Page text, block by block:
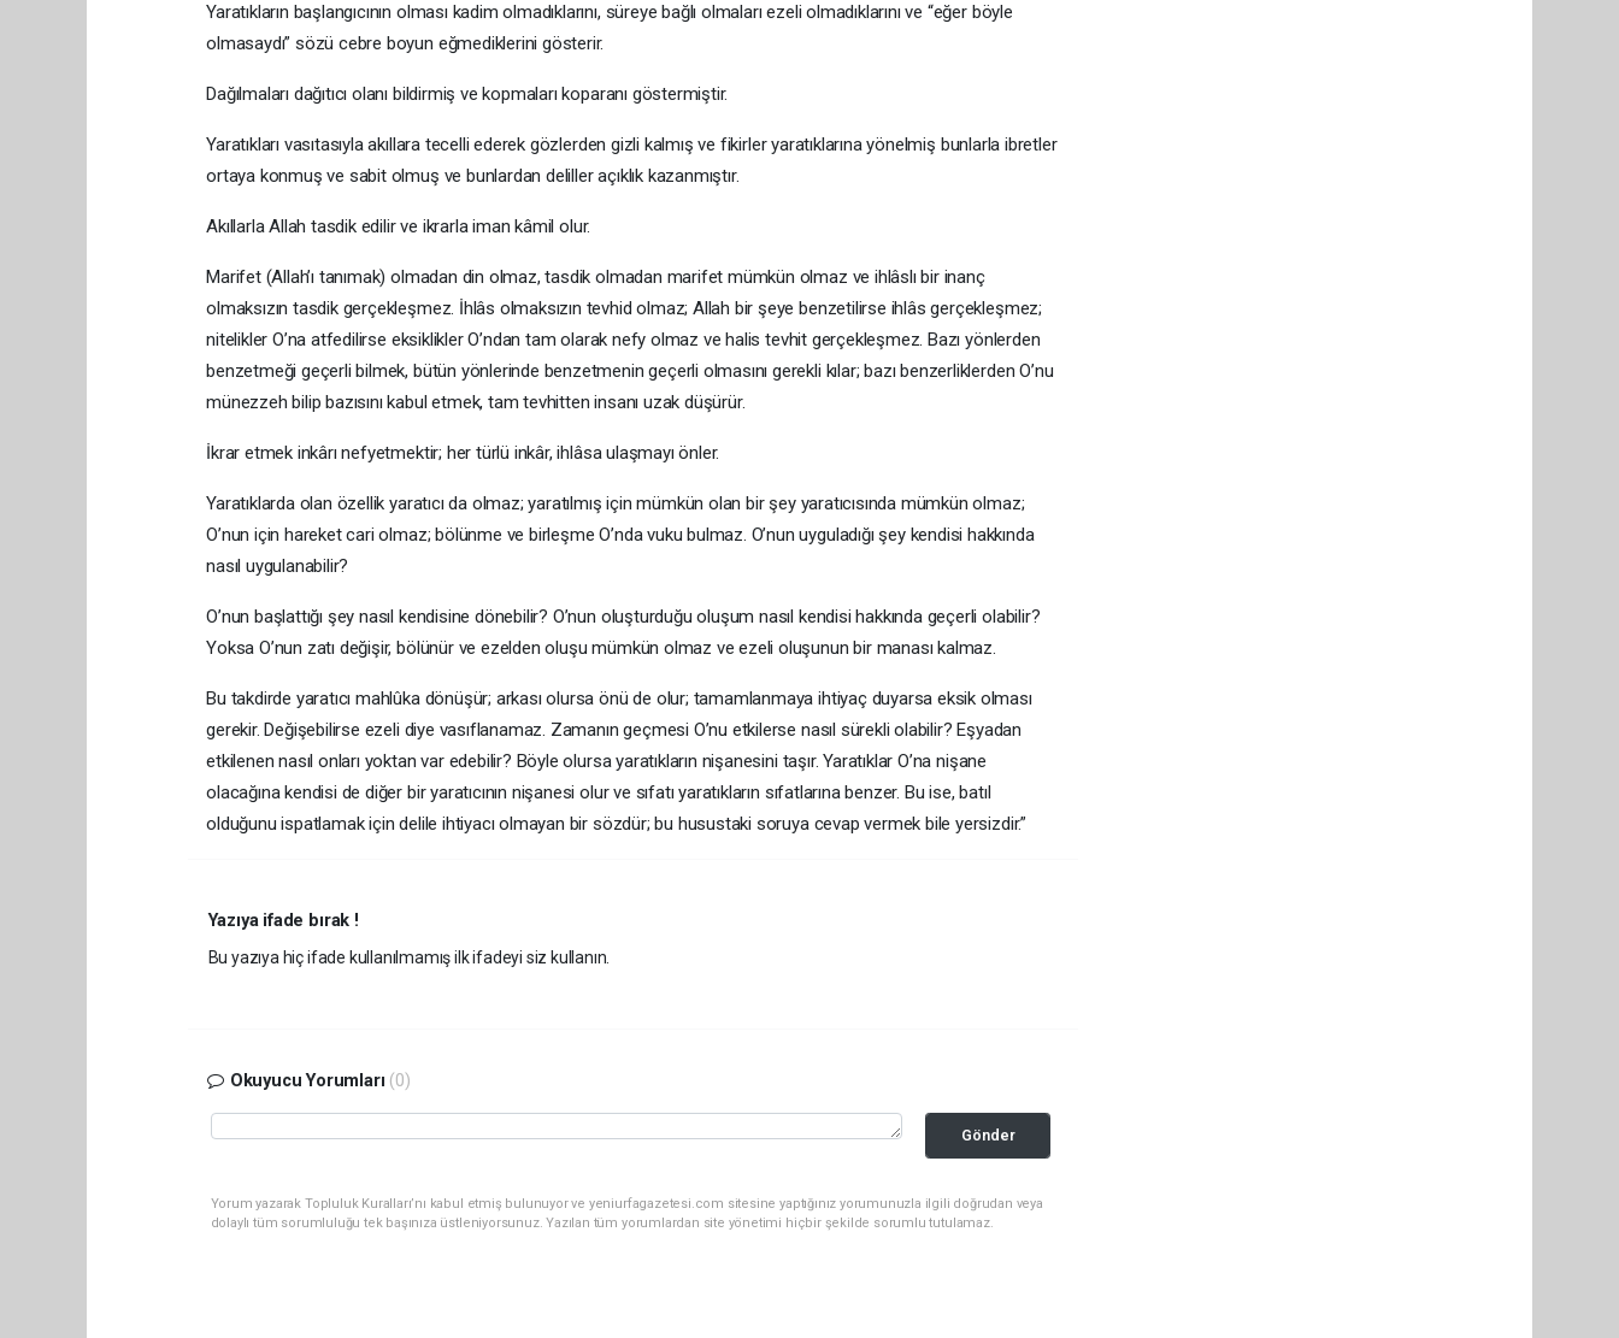
Yaratıkların başlangıcının olması kadim olmadıklarını, süreye bağlı olmaları ezeli olmadıklarını ve “eğer böyle
olmasaydı” sözü cebre boyun eğmediklerini gösterir.
Dağılmaları dağıtıcı olanı bildirmiş ve kopmaları koparanı göstermiştir.
Yaratıkları vasıtasıyla akıllara tecelli ederek gözlerden gizli kalmış ve fikirler yaratıklarına yönelmiş bunlarla ibretler
ortaya konmuş ve sabit olmuş ve bunlardan deliller açıklık kazanmıştır.
Akıllarla Allah tasdik edilir ve ikrarla iman kâmil olur.
Marifet (Allah’ı tanımak) olmadan din olmaz, tasdik olmadan marifet mümkün olmaz ve ihlâslı bir inanç
olmaksızın tasdik gerçekleşmez. İhlâs olmaksızın tevhid olmaz; Allah bir şeye benzetilirse ihlâs gerçekleşmez;
nitelikler O’na atfedilirse eksiklikler O’ndan tam olarak nefy olmaz ve halis tevhit gerçekleşmez. Bazı yönlerden
benzetmeği geçerli bilmek, bütün yönlerinde benzetmenin geçerli olmasını gerekli kılar; bazı benzerliklerden O’nu
münezzeh bilip bazısını kabul etmek, tam tevhitten insanı uzak düşürür.
İkrar etmek inkârı nefyetmektir; her türlü inkâr, ihlâsa ulaşmayı önler.
Yaratıklarda olan özellik yaratıcı da olmaz; yaratılmış için mümkün olan bir şey yaratıcısında mümkün olmaz;
O’nun için hareket cari olmaz; bölünme ve birleşme O’nda vuku bulmaz. O’nun uyguladığı şey kendisi hakkında
nasıl uygulanabilir?
O’nun başlattığı şey nasıl kendisine dönebilir? O’nun oluşturduğu oluşum nasıl kendisi hakkında geçerli olabilir?
Yoksa O’nun zatı değişir, bölünür ve ezelden oluşu mümkün olmaz ve ezeli oluşunun bir manası kalmaz.
Bu takdirde yaratıcı mahlûka dönüşür; arkası olursa önü de olur; tamamlanmaya ihtiyaç duyarsa eksik olması
gerekir. Değişebilirse ezeli diye vasıflanamaz. Zamanın geçmesi O’nu etkilerse nasıl sürekli olabilir? Eşyadan
etkilenen nasıl onları yoktan var edebilir? Böyle olursa yaratıkların nişanesini taşır. Yaratıklar O’na nişane
olacağına kendisi de diğer bir yaratıcının nişanesi olur ve sıfatı yaratıkların sıfatlarına benzer. Bu ise, batıl
olduğunu ispatlamak için delile ihtiyacı olmayan bir sözdür; bu husustaki soruya cevap vermek bile yersizdir.”
Yazıya ifade bırak !
Bu yazıya hiç ifade kullanılmamış ilk ifadeyi siz kullanın.
Okuyucu Yorumları (0)
Gönder
Yorum yazarak Topluluk Kuralları’nı kabul etmiş bulunuyor ve yeniurfagazetesi.com sitesine yaptığınız yorumunuzla ilgili doğrudan veya
dolaylı tüm sorumluluğu tek başınıza üstleniyorsunuz. Yazılan tüm yorumlardan site yönetimi hiçbir şekilde sorumlu tutulamaz.